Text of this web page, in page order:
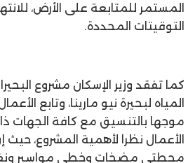
المستمر للمتابعة على الأرض،
التوقيتات المحددة.
كما تفقد وزير الإسكان مشروع
المياه لبحيرة نيو مارينا، وتابع
موجها بالتنسيق مع كافة الجهات
الأعمال نظرا لأهمية المشروع،
محطتي مضخات وخطي مواسير ونفقا